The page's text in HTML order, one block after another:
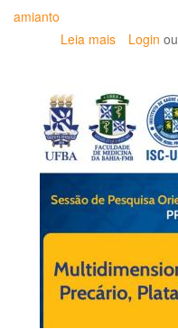
amianto
Leia mais sobre
amianto
ganham
destaque
na
Radis
Login ou